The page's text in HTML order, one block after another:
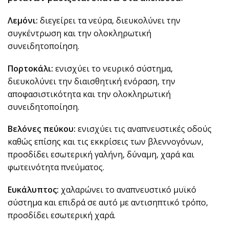
Λεμόνι: διεγείρει τα νεύρα, διευκολύνει την
συγκέντρωση και την ολοκληρωτική
συνειδητοποίηση.
Πορτοκάλι: ενισχύει το νευρικό σύστημα,
διευκολύνει την διαισθητική ενόραση, την
αποφασιστικότητα και την ολοκληρωτική
συνειδητοποίηση.
Βελόνες πεύκου: ενισχύει τις αναπνευστικές οδούς
καθώς επίσης και τις εκκρίσεις των βλεννογόνων,
προσδίδει εσωτερική γαλήνη, δύναμη, χαρά και
φωτεινότητα πνεύματος.
Ευκάλυπτος: χαλαρώνει το αναπνευστικό μυϊκό
σύστημα και επιδρά σε αυτό με αντισηπτικό τρόπο,
προσδίδει εσωτερική χαρά.